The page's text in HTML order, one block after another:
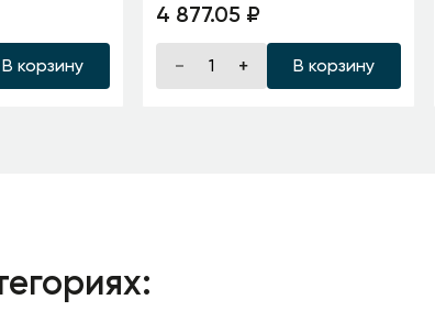
В корзину
4 877.05 ₽
В корзину